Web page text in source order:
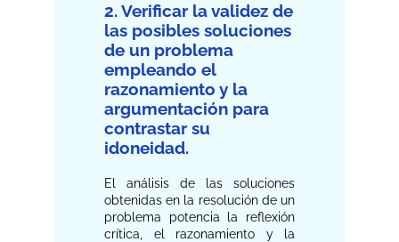
2. Verificar la validez de
las posibles soluciones
de un problema
empleando el
razonamiento y la
argumentación para
contrastar su
idoneidad.
El análisis de las soluciones
obtenidas en la resolución de un
problema potencia la reflexión
crítica, el razonamiento y la